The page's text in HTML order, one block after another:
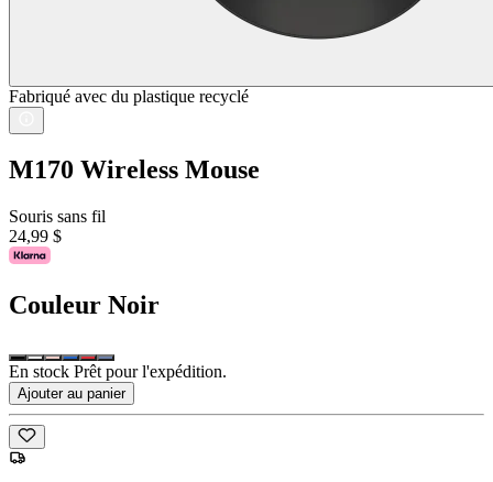
Fabriqué avec du plastique recyclé
M170 Wireless Mouse
Souris sans fil
24,99 $
Couleur Noir
En stock Prêt pour l'expédition.
Ajouter au panier